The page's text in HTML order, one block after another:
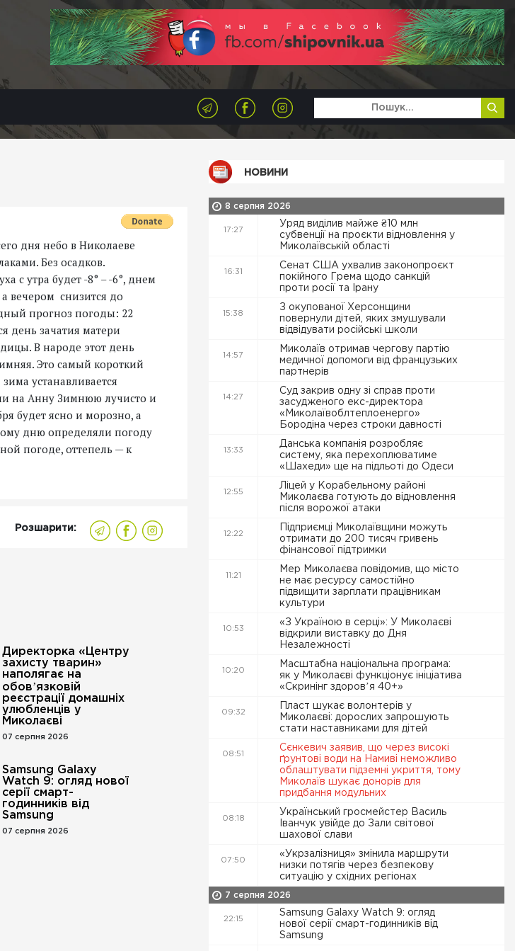
дня небо в Николаеве
Без осадков.
с утра будет -8° – -6°, днем
вечером снизится до
прогноз погоды: 22
день зачатия матери
В народе этот день
Это самый короткий
устанавливается
на Анну Зимнюю лучисто и
будет ясно и морозно, а
дню определяли погоду
погоде, оттепель — к
Розшарити:
Директорка «Центру
захисту тварин»
наполягає на
обовʼязковій
реєстрації домашніх
улюбленців у
Миколаєві
07 серпня 2026
Samsung Galaxy
Watch 9: огляд нової
серії смарт-
годинників від
Samsung
07 серпня 2026
НОВИНИ
8 серпня 2026
17:27
Уряд виділив майже ₴10 млн
субвенції на проєкти відновлення у
Миколаївській області
16:31
Сенат США ухвалив законопроєкт
покійного Грема щодо санкцій
проти росії та Ірану
15:38
З окупованої Херсонщини
повернули дітей, яких змушували
відвідувати російські школи
14:57
Миколаїв отримав чергову партію
медичної допомоги від французьких
партнерів
14:27
Суд закрив одну зі справ проти
засудженого екс-директора
«Миколаївоблтеплоенерго»
Бородіна через строки давності
13:33
Данська компанія розробляє
систему, яка перехоплюватиме
«Шахеди» ще на підльоті до Одеси
12:55
Ліцей у Корабельному районі
Миколаєва готують до відновлення
після ворожої атаки
12:22
Підприємці Миколаївщини можуть
отримати до 200 тисяч гривень
фінансової підтримки
11:21
Мер Миколаєва повідомив, що місто
не має ресурсу самостійно
підвищити зарплати працівникам
культури
10:53
«З Україною в серці»: У Миколаєві
відкрили виставку до Дня
Незалежності
10:20
Масштабна національна програма:
як у Миколаєві функціонує ініціатива
«Скринінг здоровʼя 40+»
09:32
Пласт шукає волонтерів у
Миколаєві: дорослих запрошують
стати наставниками для дітей
08:51
Сєнкевич заявив, що через високі
ґрунтові води на Намиві неможливо
облаштувати підземні укриття, тому
Миколаїв шукає донорів для
придбання модульних
08:18
Український гросмейстер Василь
Іванчук увійде до Зали світової
шахової слави
07:50
«Укрзалізниця» змінила маршрути
низки потягів через безпекову
ситуацію у східних регіонах
7 серпня 2026
22:15
Samsung Galaxy Watch 9: огляд
нової серії смарт-годинників від
Samsung